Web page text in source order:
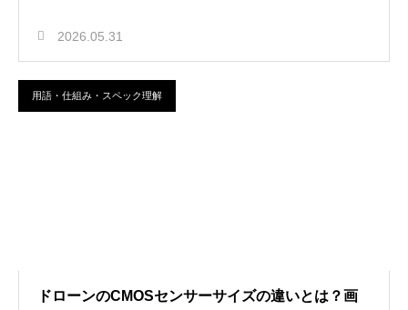
2026.05.31
用語・仕組み・スペック理解
ドローンのCMOSセンサーサイズの違いとは？画